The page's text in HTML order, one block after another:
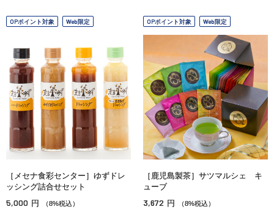
OPポイント対象 Web限定
［メセナ食彩センター］ゆずドレ
ッシング詰合せセット
5,000 円 （8%税込）
OPポイント対象 Web限定
［鹿児島製茶］サツマルシェ キ
ューブ
3,672 円 （8%税込）